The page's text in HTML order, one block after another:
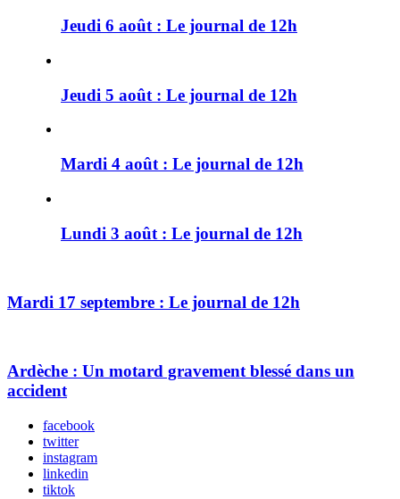
Jeudi 6 août : Le journal de 12h
Jeudi 5 août : Le journal de 12h
Mardi 4 août : Le journal de 12h
Lundi 3 août : Le journal de 12h
Mardi 17 septembre : Le journal de 12h
Ardèche : Un motard gravement blessé dans un
accident
facebook
twitter
instagram
linkedin
tiktok